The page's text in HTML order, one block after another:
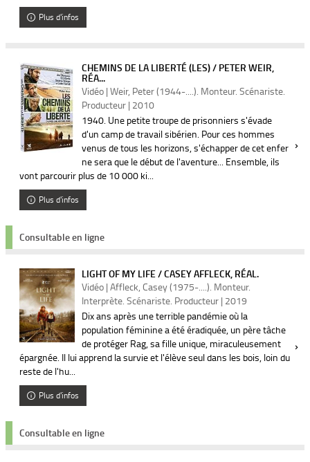
Plus d'infos
CHEMINS DE LA LIBERTÉ (LES) / PETER WEIR,
RÉA...
Vidéo | Weir, Peter (1944-....). Monteur. Scénariste.
Producteur | 2010
1940. Une petite troupe de prisonniers s'évade
d'un camp de travail sibérien. Pour ces hommes
venus de tous les horizons, s'échapper de cet enfer
ne sera que le début de l'aventure... Ensemble, ils
vont parcourir plus de 10 000 ki...
Plus d'infos
Consultable en ligne
LIGHT OF MY LIFE / CASEY AFFLECK, RÉAL.
Vidéo | Affleck, Casey (1975-....). Monteur.
Interprète. Scénariste. Producteur | 2019
Dix ans après une terrible pandémie où la
population féminine a été éradiquée, un père tâche
de protéger Rag, sa fille unique, miraculeusement
épargnée. Il lui apprend la survie et l'élève seul dans les bois, loin du
reste de l'hu...
Plus d'infos
Consultable en ligne